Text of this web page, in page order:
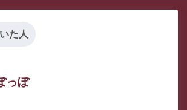
た人
っぽ